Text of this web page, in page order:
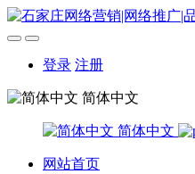
登录 注册
简体中文
简体中文
网站首页